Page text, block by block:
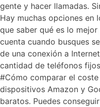
gente y hacer llamadas.
Hay muchas opciones
que saber qué es lo
cuenta cuando busques
de una conexión a
cantidad de teléfonos
#Cómo comparar el
dispositivos Amazon y
baratos. Puedes